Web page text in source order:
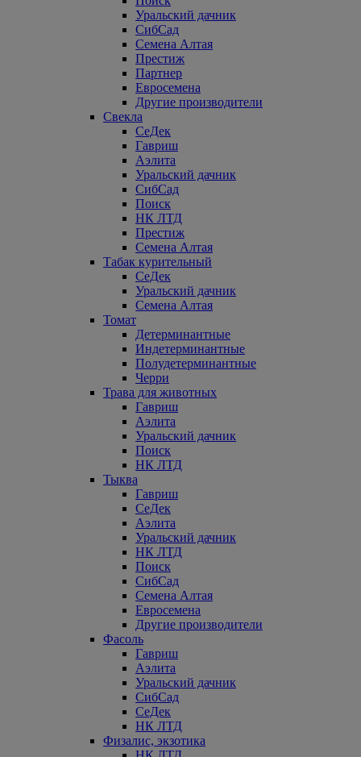
Уральский дачник
СибСад
Семена Алтая
Престиж
Партнер
Евросемена
Другие производители
Свекла
СеДек
Гавриш
Аэлита
Уральский дачник
СибСад
Поиск
НК ЛТД
Престиж
Семена Алтая
Табак курительный
СеДек
Уральский дачник
Семена Алтая
Томат
Детерминантные
Индетерминантные
Полудетерминантные
Черри
Трава для животных
Гавриш
Аэлита
Уральский дачник
Поиск
НК ЛТД
Тыква
Гавриш
СеДек
Аэлита
Уральский дачник
НК ЛТД
Поиск
СибСад
Семена Алтая
Евросемена
Другие производители
Фасоль
Гавриш
Аэлита
Уральский дачник
СибСад
СеДек
НК ЛТД
Физалис, экзотика